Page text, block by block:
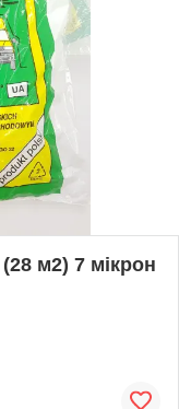
м2) 7 мікрон